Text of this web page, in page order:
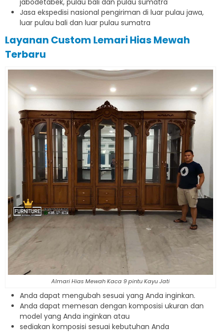
Jasa ekspedisi nasional pengiriman di luar pulau jawa,
luar pulau bali dan luar pulau sumatra
Layanan Custom Lemari Hias Mewah
Terbaru
Almari Hias Mewah Kaca 9 pintu Kayu Jati
Anda dapat mengubah sesuai yang Anda inginkan.
Anda dapat memesan dengan komposisi ukuran dan
model yang Anda inginkan atau
sediakan komposisi sesuai kebutuhan Anda